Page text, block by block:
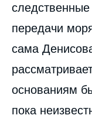
передачи
сама
основаниям
пока